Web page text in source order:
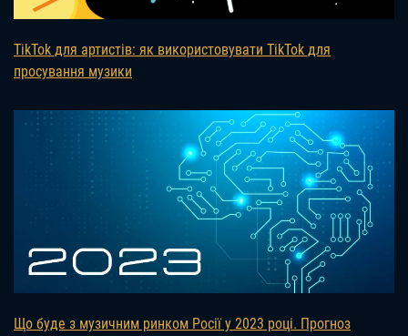
TikTok для артистів: як використовувати TikTok для
просування музики
Що буде з музичним ринком Росії у 2023 році. Прогноз